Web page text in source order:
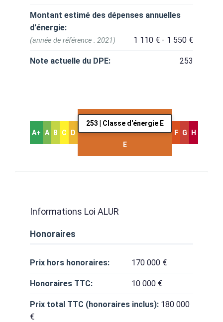
Montant estimé des dépenses annuelles
d'énergie:
1 110 € - 1 550 €
(année de référence : 2021)
Note actuelle du DPE: 253
A+ A B C D
253 | Classe d'énergie E
E
F G H
Informations Loi ALUR
Honoraires
Prix hors honoraires: 170 000 €
Honoraires TTC: 10 000 €
Prix total TTC (honoraires inclus): 180 000
€